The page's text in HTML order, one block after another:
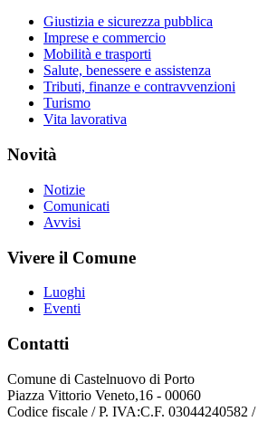
Giustizia e sicurezza pubblica
Imprese e commercio
Mobilità e trasporti
Salute, benessere e assistenza
Tributi, finanze e contravvenzioni
Turismo
Vita lavorativa
Novità
Notizie
Comunicati
Avvisi
Vivere il Comune
Luoghi
Eventi
Contatti
Comune di Castelnuovo di Porto
Piazza Vittorio Veneto,16 - 00060
Codice fiscale / P. IVA:C.F. 03044240582